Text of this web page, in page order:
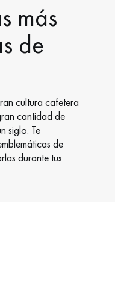
más
de
cultura cafetera
cantidad de
siglo. Te
de
durante tus